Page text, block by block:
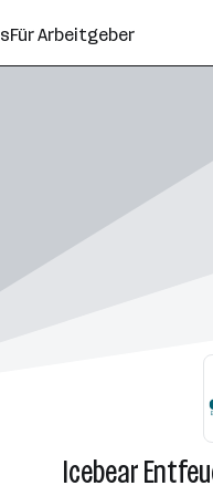
Für Arbeitgeber
Icebear